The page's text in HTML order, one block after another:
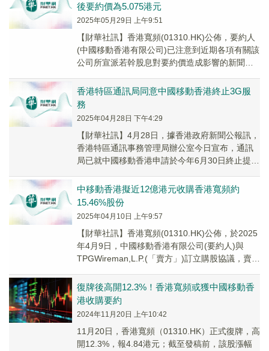
後要約價為5.075港元
2025年05月29日 上午9:51
【財華社訊】香港寬頻(01310.HK)公佈，要約人
(中國移動香港有限公司)已注意到近期各項有關該
公司所宣派若幹股息對要約價造成影響的新聞報
香港特區通訊局同意中國移動香港終止3G服
務
2025年04月28日 下午4:29
【財華社訊】4月28日，據香港政府新聞公報訊，
香港特區通訊事務管理局辦公室今日宣布，通訊
局已就中國移動香港申請於今年6月30日終止提供
中移動香港擬近12億港元收購香港寬頻約
15.46%股份
2025年04月10日 上午9:57
【財華社訊】香港寬頻(01310.HK)公佈，於2025
年4月9日，中國移動香港有限公司(要約人)與
TPGWireman,L.P.(「賣方」)訂立購股協議，賣方
復牌後高開12.3%！香港寬頻或獲中國移動香
港收購要約
2024年11月20日 上午10:42
11月20日，香港寬頻（01310.HK）正式復牌，高
開12.3%，報4.84港元；截至發稿前，該股漲幅